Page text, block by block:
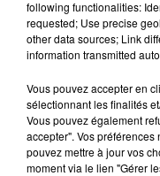
et le Loir-et-Cher.
renforcée par un
observé la mise en
leur quarantaine
"Tout va pour le
s’épouiller !". Ces
devraient pas être
following functionalities:
requested; Use precise
other data sources; Link
information transmitted
Vous pouvez accepter en
sélectionnant les finalités
Vous pouvez également
accepter". Vos
pouvez mettre à jour vos
moment via le lien "Gérer